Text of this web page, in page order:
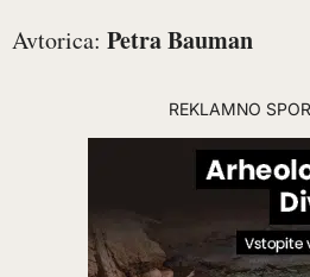
Avtorica: Petra Bauman
REKLAMNO